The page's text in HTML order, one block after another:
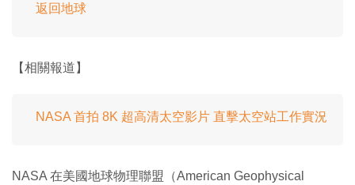
返回地球
【相關報道】
NASA 首拍 8K 超高清太空影片 直擊太空站工作實況
NASA 在美國地球物理聯盟（American Geophysical